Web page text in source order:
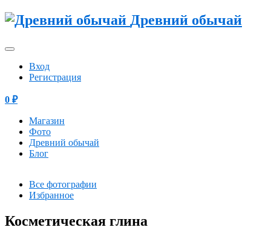
Древний обычай
Вход
Регистрация
0 ₽
Магазин
Фото
Древний обычай
Блог
Все фотографии
Избранное
Косметическая глина